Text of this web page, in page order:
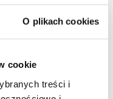
O plikach cookies
cookie
treści i